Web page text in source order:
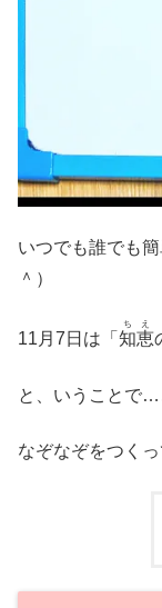
いつでも誰でも
＾）
11月7日は「 知恵
ちえ
と、いうことで
なぞなぞをつく